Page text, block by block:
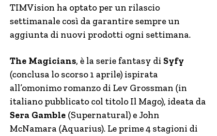
TIMVision ha optato per un rilascio
settimanale così da garantire sempre un
aggiunta di nuovi prodotti ogni settimana.
The Magicians, è la serie fantasy di Syfy
(conclusa lo scorso 1 aprile) ispirata
all’omonimo romanzo di Lev Grossman (in
italiano pubblicato col titolo Il Mago), ideata da
Sera Gamble (Supernatural) e John
McNamara (Aquarius). Le prime 4 stagioni di